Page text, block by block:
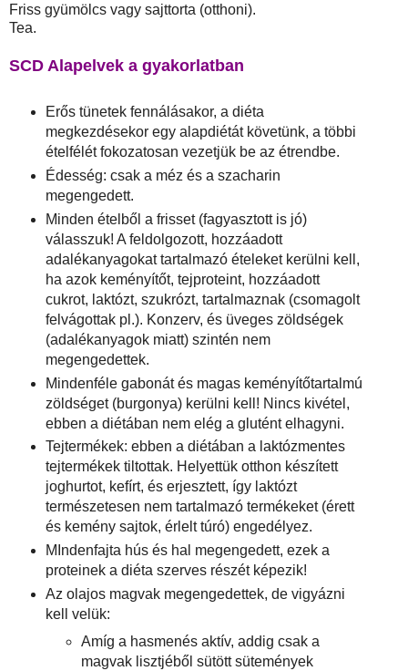
Friss gyümölcs vagy sajttorta (otthoni).
Tea.
SCD Alapelvek a gyakorlatban
Erős tünetek fennálásakor, a diéta
megkezdésekor egy alapdiétát követünk, a többi
ételfélét fokozatosan vezetjük be az étrendbe.
Édesség: csak a méz és a szacharin
megengedett.
Minden ételből a frisset (fagyasztott is jó)
válasszuk! A feldolgozott, hozzáadott
adalékanyagokat tartalmazó ételeket kerülni kell,
ha azok keményítőt, tejproteint, hozzáadott
cukrot, laktózt, szukrózt, tartalmaznak (csomagolt
felvágottak pl.). Konzerv, és üveges zöldségek
(adalékanyagok miatt) szintén nem
megengedettek.
Mindenféle gabonát és magas keményítőtartalmú
zöldséget (burgonya) kerülni kell! Nincs kivétel,
ebben a diétában nem elég a glutént elhagyni.
Tejtermékek: ebben a diétában a laktózmentes
tejtermékek tiltottak. Helyettük otthon készített
joghurtot, kefírt, és erjesztett, így laktózt
természetesen nem tartalmazó termékeket (érett
és kemény sajtok, érlelt túró) engedélyez.
MIndenfajta hús és hal megengedett, ezek a
proteinek a diéta szerves részét képezik!
Az olajos magvak megengedettek, de vigyázni
kell velük:
Amíg a hasmenés aktív, addig csak a
magvak lisztjéből sütött sütemények